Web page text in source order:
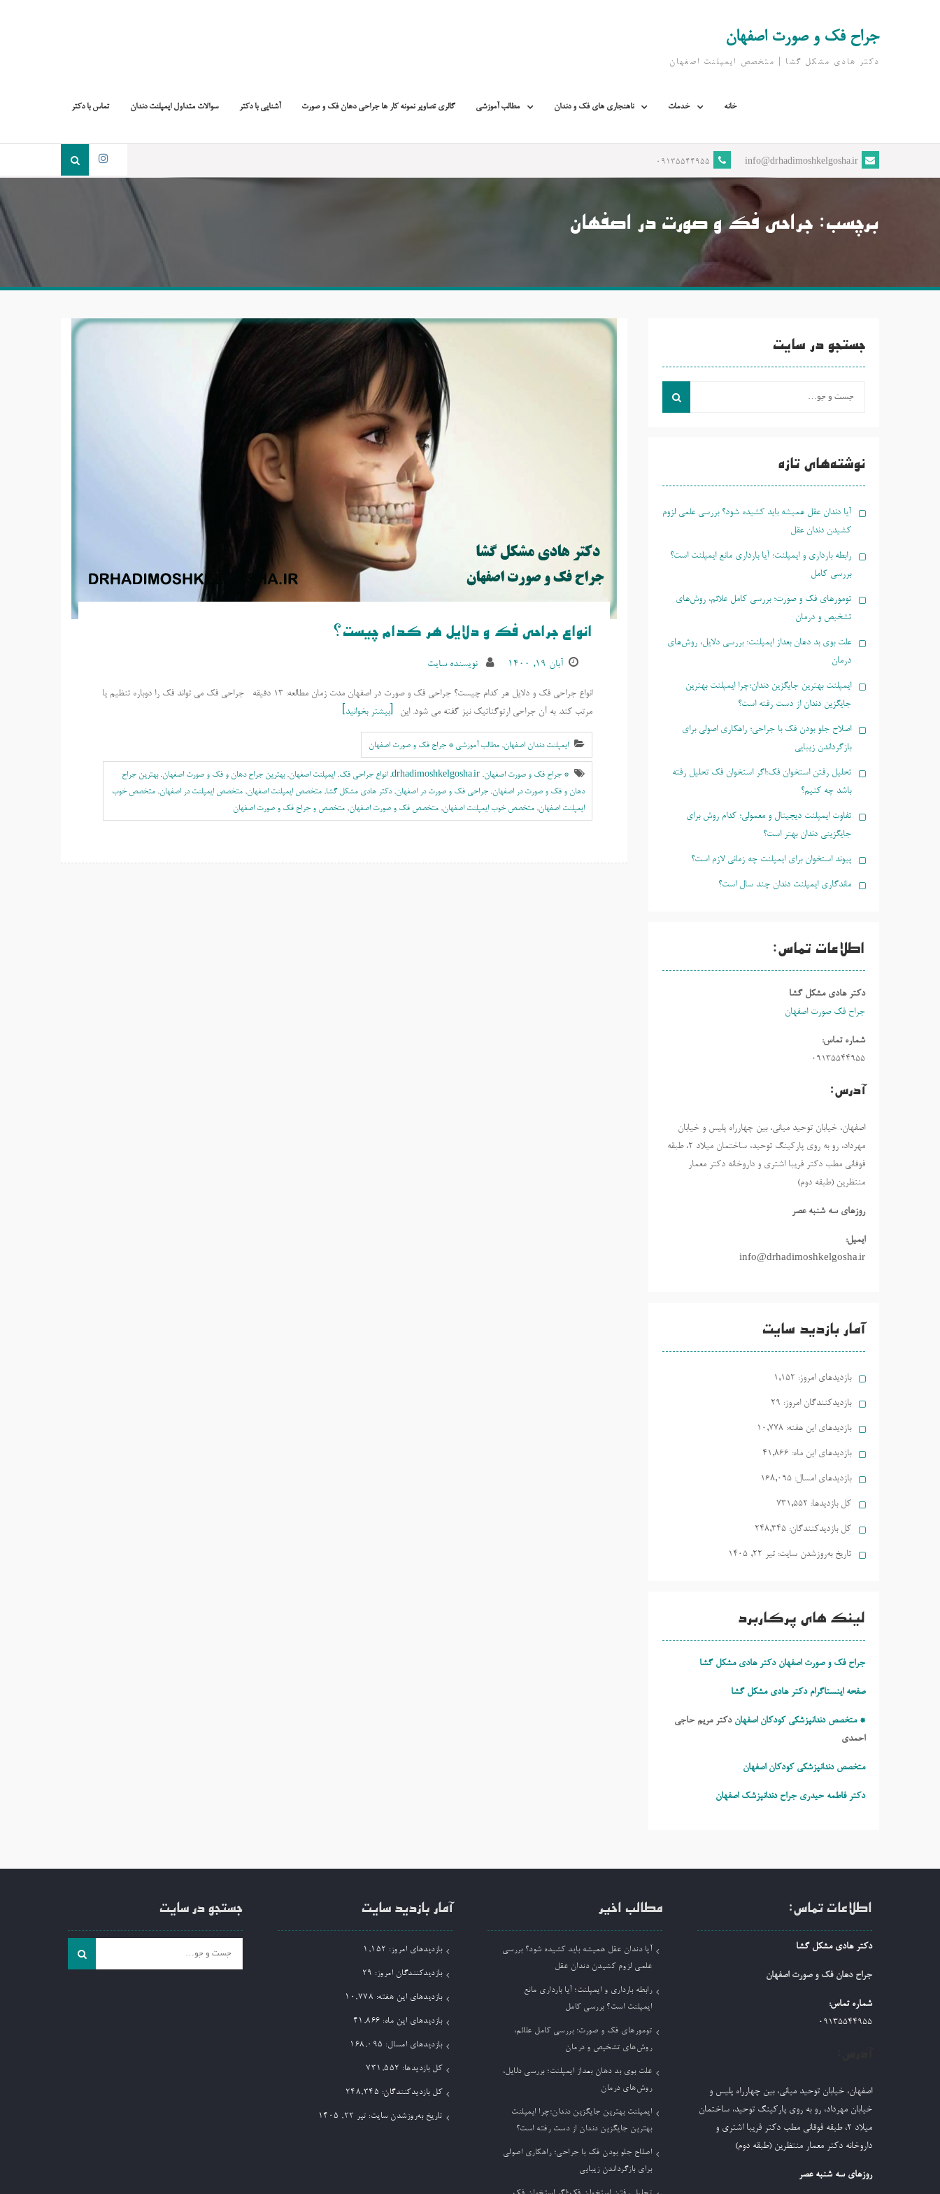
جراح فک و صورت اصفهان
دکتر هادی مشکل گشا | متخصص ايمپلنت اصفهان
خانه خدمات ناهنجاری های فک و دندان مطالب آموزشی گالری تصاویر نمونه کار ها جراحی دهان فک و صورت آشنایی با دکتر سوالات متداول ایمپلنت دندان تماس با دکتر
info@drhadimoshkelgosha.ir
09135544955
برچسب: جراحی فک و صورت در اصفهان
انواع جراحی فک و دلایل هر کدام چیست؟
آبان ۱۹, ۱۴۰۰ نویسنده سایت
انواع جراحی فک و دلایل هر کدام چیست؟ جراحی فک و صورت در اصفهان مدت زمان مطالعه: 13 دقیقه جراحی فک می تواند فک را دوباره تنظیم یا
مرتب کند. به آن جراحی ارتوگناتیک نیز گفته می شود. این
بیشتر بخوانید
ایمپلنت دندان اصفهان, مطالب آموزشی * جراح فک و صورت اصفهان
* جراح فک و صورت اصفهان,
drhadimoshkelgosha.ir
, انواع جراحی فک, ايمپلنت اصفهان,بهترين جراح دهان و فک و صورت اصفهان,بهترين جراح
دهان و فک و صورت در اصفهان, جراحی فک و صورت در اصفهان,دکتر هادی مشکل گشا, متخصص ایمپلنت اصفهان, متخصص ایمپلنت در اصفهان, متخصص خوب
ايمپلنت اصفهان, متخصص خوب ایمپلنت اصفهان, متخصص فک و صورت اصفهان, متخصص و جراح فک و صورت اصفهان
جستجو در سایت
نوشته‌های تازه
آیا دندان عقل همیشه باید کشیده شود؟ بررسی علمی لزوم
کشیدن دندان عقل
رابطه بارداری و ایمپلنت؛ آیا بارداری مانع ایمپلنت است؟
بررسی کامل
تومورهای فک و صورت؛ بررسی کامل علائم، روش‌های
تشخیص و درمان
علت بوی بد دهان بعداز ایمپلنت؛ بررسی دلایل، روش‌های
درمان
ایمپلنت بهترین جایگزین دندان؛چرا ایمپلنت بهترین
جایگزین دندان از دست رفته است؟
اصلاح جلو بودن فک با جراحی؛ راهکاری اصولی برای
بازگرداندن زیبایی
تحلیل رفتن استخوان فک؛اگر استخوان فک تحلیل رفته
باشد چه کنیم؟
تفاوت ایمپلنت دیجیتال و معمولی؛ کدام روش برای
جایگزینی دندان بهتر است؟
پیوند استخوان برای ایمپلنت چه زمانی لازم است؟
ماندگاری ایمپلنت دندان چند سال است؟
اطلاعات تماس:
دکتر هادی مشکل گشا
جراح فک صورت اصفهان
شماره تماس:
09135544955
آدرس:
اصفهان، خیابان توحید میانی، بین چهارراه پلیس و خیابان
مهرداد، رو به روی پارکینگ توحید، ساختمان میلاد ٢، طبقه
فوقانی مطب دکتر فریبا اشتری و داروخانه دکتر معمار
منتظرین (طبقه دوم)
روزهاي سه شنبه عصر
ایمیل:
info@drhadimoshkelgosha.ir
آمار بازدید سایت
بازدیدهای امروز: 1,152
بازدیدکنندگان امروز: 29
بازدیدهای این هفته: 10,778
بازدیدهای این ماه: 41,866
بازدیدهای امسال: 168,095
کل بازدیدها: 731,552
کل بازدیدکنند‌گان: 248,345
تاریخ به‌روزشدن سایت: تیر ۲۲, ۱۴۰۵
لینک های پرکاربرد
جراح فک و صورت اصفهان دکتر هادی مشکل گشا
صفحه اینستاگرام دکتر هادی مشکل گشا
* متخصص دندانپزشکی کودکان اصفهان دکتر مریم حاجی
احمدی
متخصص دندانپزشکی کودکان اصفهان
دکتر فاطمه حیدری جراح دندانپزشک اصفهان
اطلاعات تماس:
دکتر هادی مشکل گشا
جراح دهان فک و صورت اصفهان
شماره تماس:
09135544955
اصفهان، خیابان توحید میانی، بین چهارراه پلیس و
خیابان مهرداد، رو به روی پارکینگ توحید، ساختمان
میلاد ٢، طبقه فوقانی مطب دکتر فریبا اشتری و
داروخانه دکتر معمار منتظرین (طبقه دوم)
روزهای سه شنبه عصر
مطالب اخیر
آیا دندان عقل همیشه باید کشیده شود؟ بررسی
علمی لزوم کشیدن دندان عقل
رابطه بارداری و ایمپلنت؛ آیا بارداری مانع
ایمپلنت است؟ بررسی کامل
تومورهای فک و صورت؛ بررسی کامل علائم،
روش‌های تشخیص و درمان
علت بوی بد دهان بعداز ایمپلنت؛ بررسی دلایل،
روش‌های درمان
ایمپلنت بهترین جایگزین دندان؛چرا ایمپلنت
بهترین جایگزین دندان از دست رفته است؟
اصلاح جلو بودن فک با جراحی؛ راهکاری اصولی
برای بازگرداندن زیبایی
آمار بازدید سایت
بازدیدهای امروز: 1,152
بازدیدکنندگان امروز: 29
بازدیدهای این هفته: 10,778
بازدیدهای این ماه: 41,866
بازدیدهای امسال: 168,095
کل بازدیدها: 731,552
کل بازدیدکنند‌گان: 248,345
تاریخ به‌روزشدن سایت: تیر ۲۲, ۱۴۰۵
جستجو در سایت